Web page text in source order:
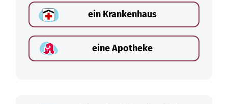
ein Krankenhaus
eine Apotheke